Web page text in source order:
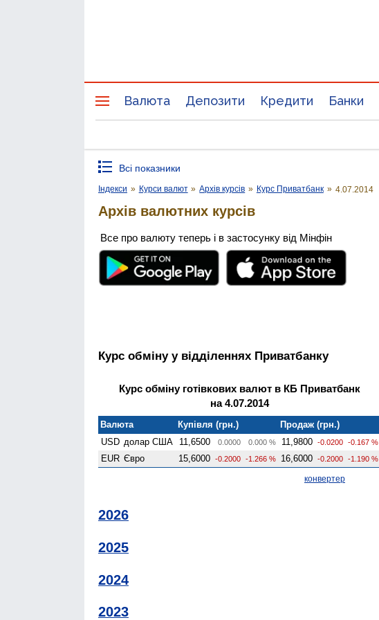
Валюта Депозити Кредити Банки
Всі показники
Індекси » Курси валют » Архів курсів » Курс Приватбанк » 4.07.2014
Архів валютних курсів
Все про валюту теперь і в застосунку від Мінфін
Курс обміну у відділеннях Приватбанку
Курс обміну готівкових валют в КБ Приватбанк
на 4.07.2014
Валюта Купівля (грн.)
Продаж (грн.)
USD долар США 11,6500 0.0000 0.000 % 11,9800 -0.0200 -0.167 %
EUR Євро 15,6000 -0.2000 -1.266 % 16,6000 -0.2000 -1.190 %
конвертер
2026
2025
2024
2023